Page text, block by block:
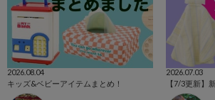
2026.08.04
キッズ&ベビーアイテムまとめ！
2026.07.03